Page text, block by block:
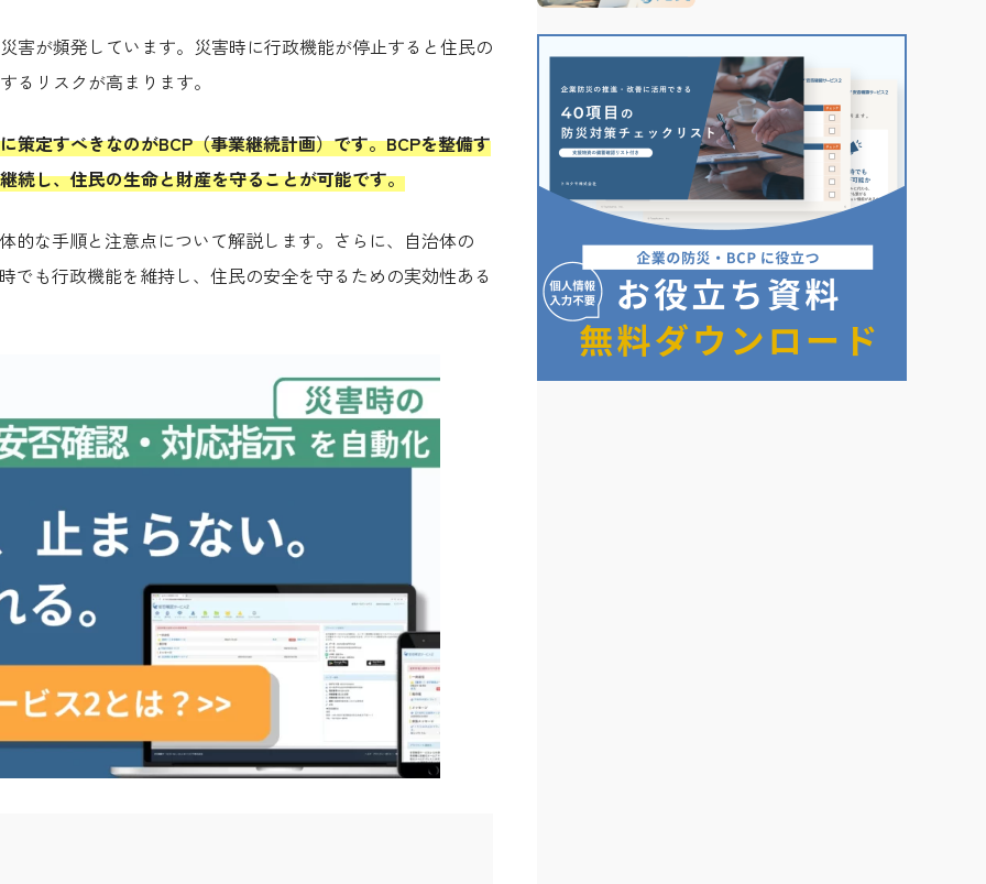
害が頻発しています。災害時に行政機能が停止すると住民の
るリスクが高まります。
策定すべきなのがBCP（事業継続計画）です。BCPを整備す
続し、住民の生命と財産を守ることが可能です。
的な手順と注意点について解説します。さらに、自治体の
でも行政機能を維持し、住民の安全を守るための実効性ある